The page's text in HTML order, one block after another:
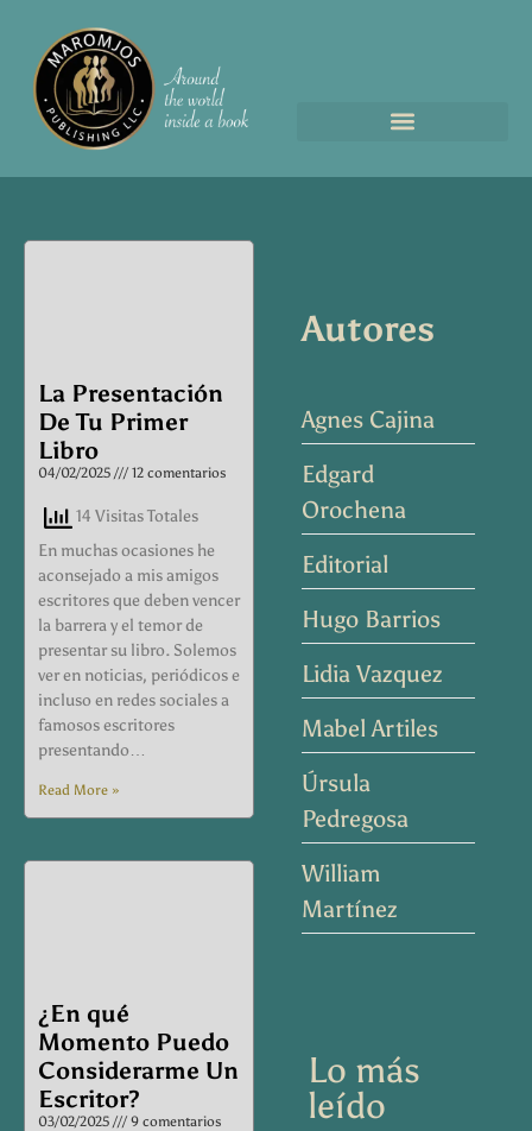
La Presentación
De Tu Primer
Libro
04/02/2025 12 comentarios
14 Visitas Totales
En muchas ocasiones he
aconsejado a mis amigos
escritores que deben vencer
la barrera y el temor de
presentar su libro. Solemos
ver en noticias, periódicos e
incluso en redes sociales a
famosos escritores
presentando…
Read More »
¿En qué
Momento Puedo
Considerarme Un
Escritor?
03/02/2025 9 comentarios
Autores
Agnes Cajina
Edgard
Orochena
Editorial
Hugo Barrios
Lidia Vazquez
Mabel Artiles
Úrsula
Pedregosa
William
Martínez
Lo más
leído